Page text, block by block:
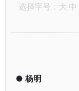
选择字号： 大 中
● 杨明